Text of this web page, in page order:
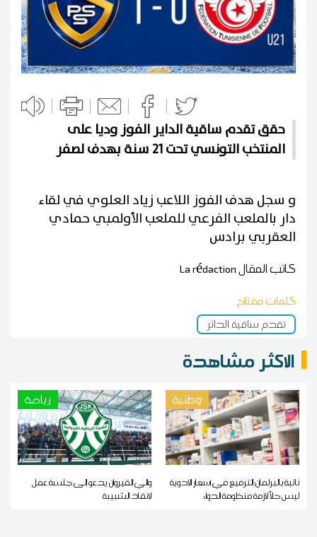
حقق تقدم ساقية الداير الفوز وديا على
المنتخب التونسي تحت 21 سنة بهدف لصفر
و سجل هدف الفوز اللاعب زياد العلوي في لقاء
دار بالملعب الفرعي للملعب الأولمبي حمادي
العقربي برادس
كاتب المقالLa rédaction
كلمات مفتاح
تقدم ساقية الدائر
الاكثر مشاهدة
وطنية
نائبة بالبرلمان:الترفيع في أسعار الأدوية
ليس حلاً لأزمة منظومة الدواء
رياضة
والي القيروان يدعو إلى جلسة عمل
لإنقاذ الشبيبة